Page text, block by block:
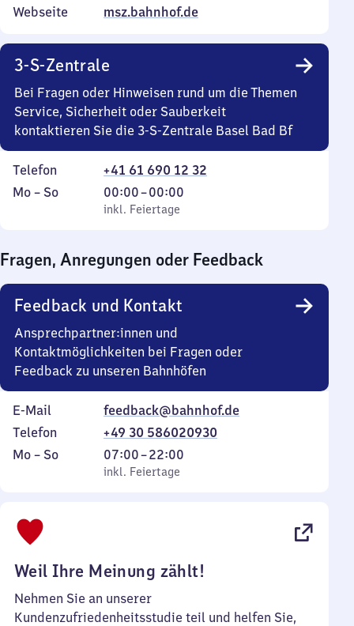
Webseite msz.bahnhof.de
3-S-Zentrale
Bei Fragen oder Hinweisen rund um die Themen
Service, Sicherheit oder Sauberkeit
kontaktieren Sie die 3-S-Zentrale Basel Bad Bf
Telefon
+41 61 690 12 32
Montag
Mo – So,
inkl. Feiertage
00:00–00:00
Von
0
0
Uhr
inkl. Feiertage
Fragen, Anregungen oder Feedback
Feedback und Kontakt
Ansprechpartner:innen und
Kontaktmöglichkeiten bei Fragen oder
Feedback zu unseren Bahnhöfen
E-Mail
feedback@bahnhof.de
Telefon
+49 30 586020930
Montag
Mo – So,
inkl. Feiertage
07:00–22:00
Von
7
inkl. Feiertage
Weil Ihre Meinung zählt!
Nehmen Sie an unserer
Kundenzufriedenheitsstudie teil und helfen Sie,